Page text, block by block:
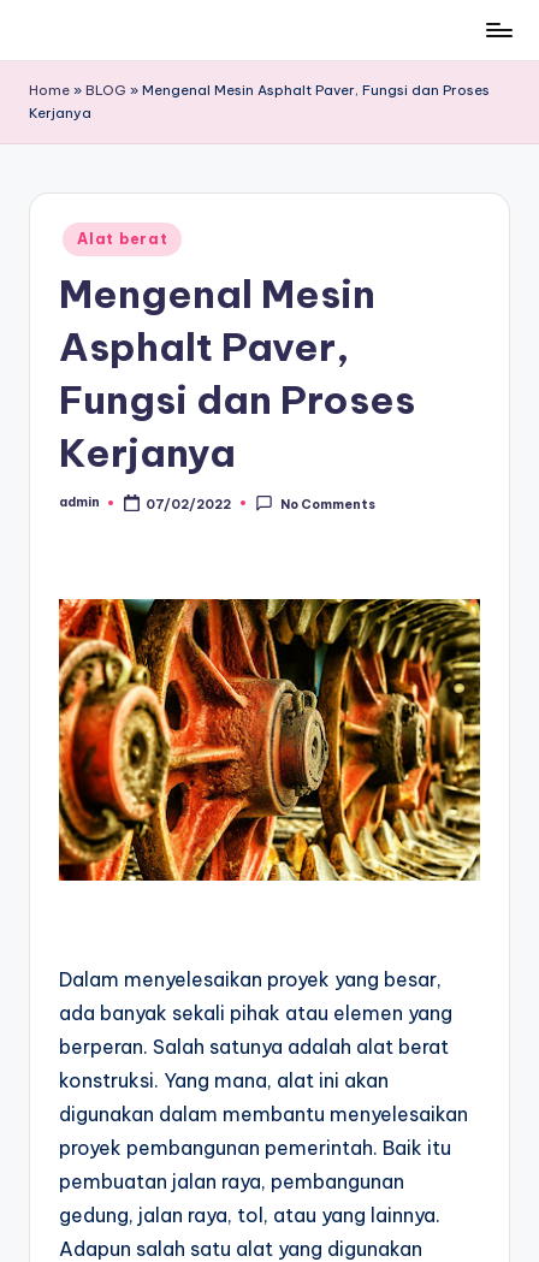
content
Home » BLOG » Mengenal Mesin Asphalt Paver, Fungsi dan Proses
Kerjanya
Posted
in
Alat berat
Mengenal Mesin
Asphalt Paver,
Fungsi dan Proses
Kerjanya
Posted
admin 07/02/2022 No Comments
Dalam menyelesaikan proyek yang besar,
ada banyak sekali pihak atau elemen yang
berperan. Salah satunya adalah alat berat
konstruksi. Yang mana, alat ini akan
digunakan dalam membantu menyelesaikan
proyek pembangunan pemerintah. Baik itu
pembuatan jalan raya, pembangunan
gedung, jalan raya, tol, atau yang lainnya.
Adapun salah satu alat yang digunakan